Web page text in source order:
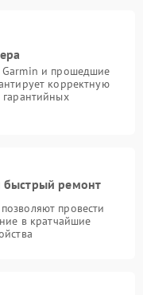
Garmin и прошедшие
корректную
быстрый ремонт
провести
в кратчайшие